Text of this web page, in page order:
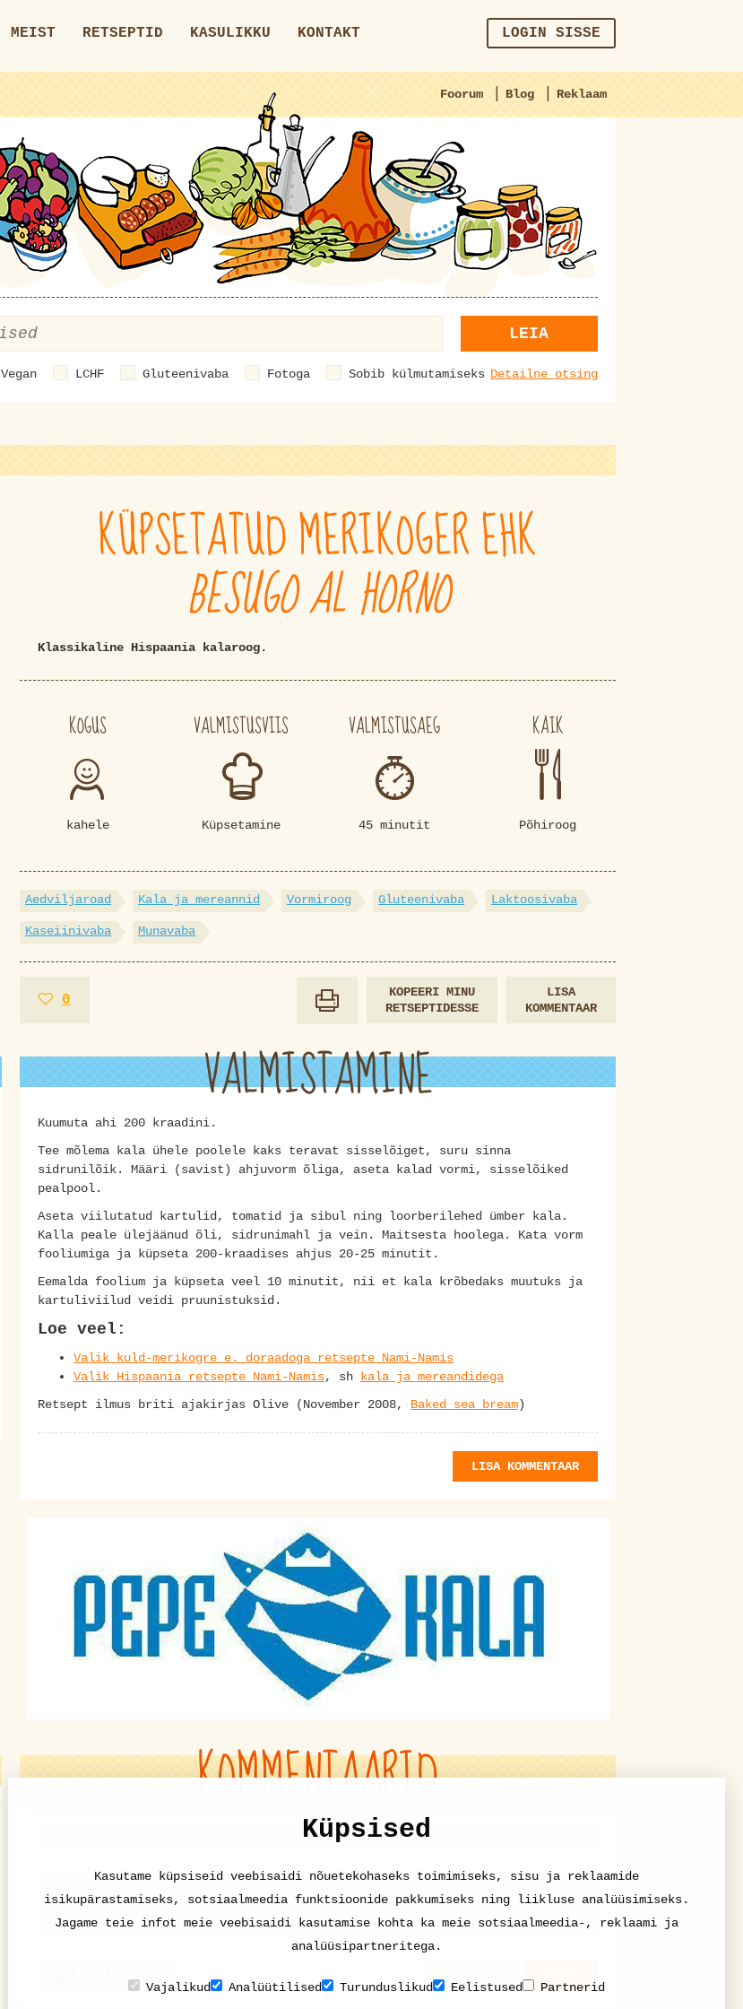
MEIST RETSEPTID KASULIKKU KONTAKT LOGIN SISSE
Foorum | Blog | Reklaam
LEIA
Vegan LCHF Gluteenivaba Fotoga Sobib külmutamiseks Detailne otsing
KÜPSETATUD MERIKOGER EHK
BESUGO AL HORNO
Klassikaline Hispaania kalaroog.
KOGUS
kahele
VALMISTUSVIIS
Küpsetamine
VALMISTUSAEG
45 minutit
KÄIK
Põhiroog
Aedviljaroad Kala ja mereannid Vormiroog Gluteenivaba Laktoosivaba
Kaseiinivaba Munavaba
0
LISA
KOMMENTAAR
KOPEERI MINU
RETSEPTIDESSE
VALMISTAMINE
Kuumuta ahi 200 kraadini.
Tee mõlema kala ühele poolele kaks teravat sisselõiget, suru sinna
sidrunilõik. Määri (savist) ahjuvorm õliga, aseta kalad vormi, sisselõiked
pealpool.
Aseta viilutatud kartulid, tomatid ja sibul ning loorberilehed ümber kala.
Kalla peale ülejäänud õli, sidrunimahl ja vein. Maitsesta hoolega. Kata vorm
fooliumiga ja küpseta 200-kraadises ahjus 20-25 minutit.
Eemalda foolium ja küpseta veel 10 minutit, nii et kala krõbedaks muutuks ja
kartuliviilud veidi pruunistuksid.
Loe veel:
Valik kuld-merikogre e. doraadoga retsepte Nami-Namis
Valik Hispaania retsepte Nami-Namis, sh kala ja mereandidega
Retsept ilmus briti ajakirjas Olive (November 2008, Baked sea bream)
LISA KOMMENTAAR
KOMMENTAARID
Küpsised
Kasutame küpsiseid veebisaidi nõuetekohaseks toimimiseks, sisu ja reklaamide
isikupärastamiseks, sotsiaalmeedia funktsioonide pakkumiseks ning liikluse analüüsimiseks.
Jagame teie infot meie veebisaidi kasutamise kohta ka meie sotsiaalmeedia-, reklaami ja
analüüsipartneritega.
Vajalikud Analüütilised Turunduslikud Eelistused Partnerid